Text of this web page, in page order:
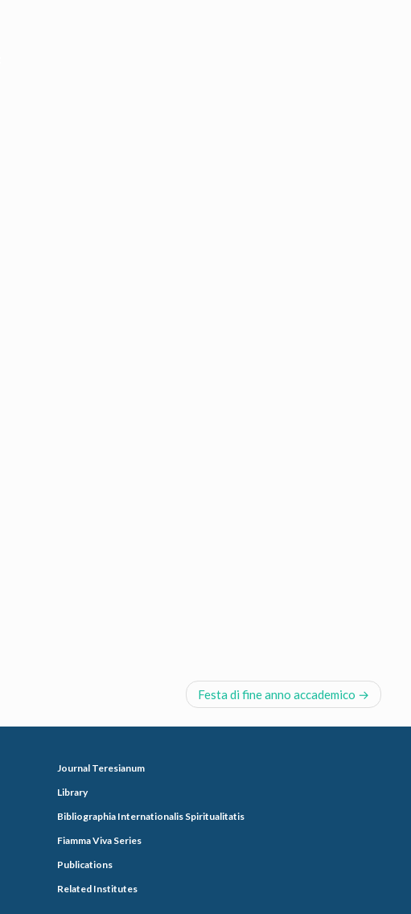
Festa di fine anno accademico
Journal Teresianum
Library
Bibliographia Internationalis Spiritualitatis
Fiamma Viva Series
Publications
Related Institutes